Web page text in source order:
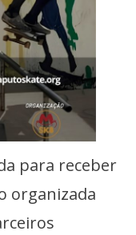
para receber
organizada